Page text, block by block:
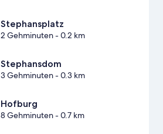
Stephansplatz
2 Gehminuten- 0.2 km
Stephansdom
3 Gehminuten- 0.3 km
Hofburg
8 Gehminuten- 0.7 km